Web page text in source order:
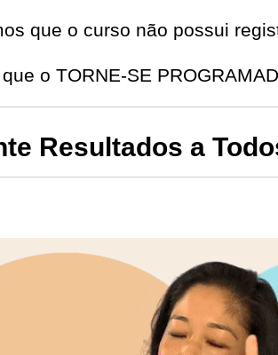
que o curso não possui
o TORNE-SE
Resultados a